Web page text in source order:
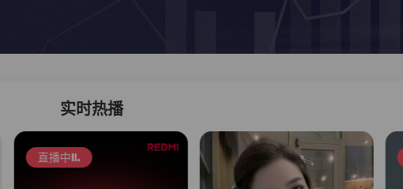
实时热播
直播中